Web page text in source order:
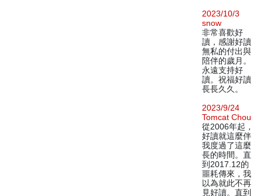
2023/10/3
snow
非常喜歡好
讀，感謝好讀
無私的付出與
陪伴的歲月。
永遠支持好
讀。祝福好讀
長長久久。
2023/9/24
Tomcat Chou
從2006年起，
好讀就這麼伴
我度過了這麼
長的時間。直
到2017.12的
噩耗傳來，我
以為就此不再
見好讀。直到